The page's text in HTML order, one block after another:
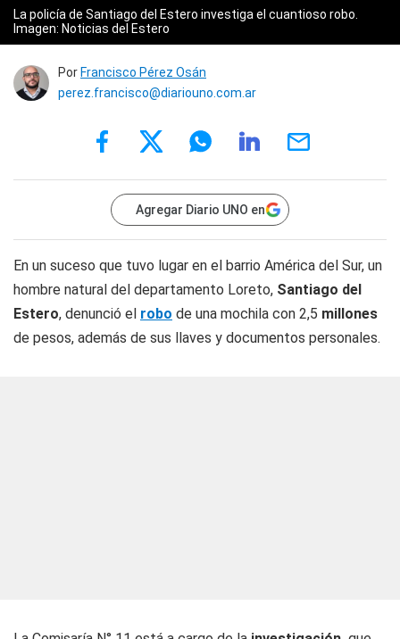
La policía de Santiago del Estero investiga el cuantioso robo.
Imagen: Noticias del Estero
Por Francisco Pérez Osán
perez.francisco@diariouno.com.ar
Agregar Diario UNO en
En un suceso que tuvo lugar en el barrio América del Sur, un
hombre natural del departamento Loreto, Santiago del
Estero, denunció el robo de una mochila con 2,5 millones
de pesos, además de sus llaves y documentos personales.